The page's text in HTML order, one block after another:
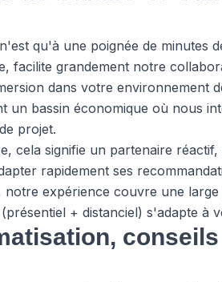
qu'à une poignée de minutes
facilite grandement notre
dans votre environnement
un bassin économique où nous
projet.
cela signifie un partenaire
rapidement ses
expérience couvre une
+ distanciel) s'adapte à